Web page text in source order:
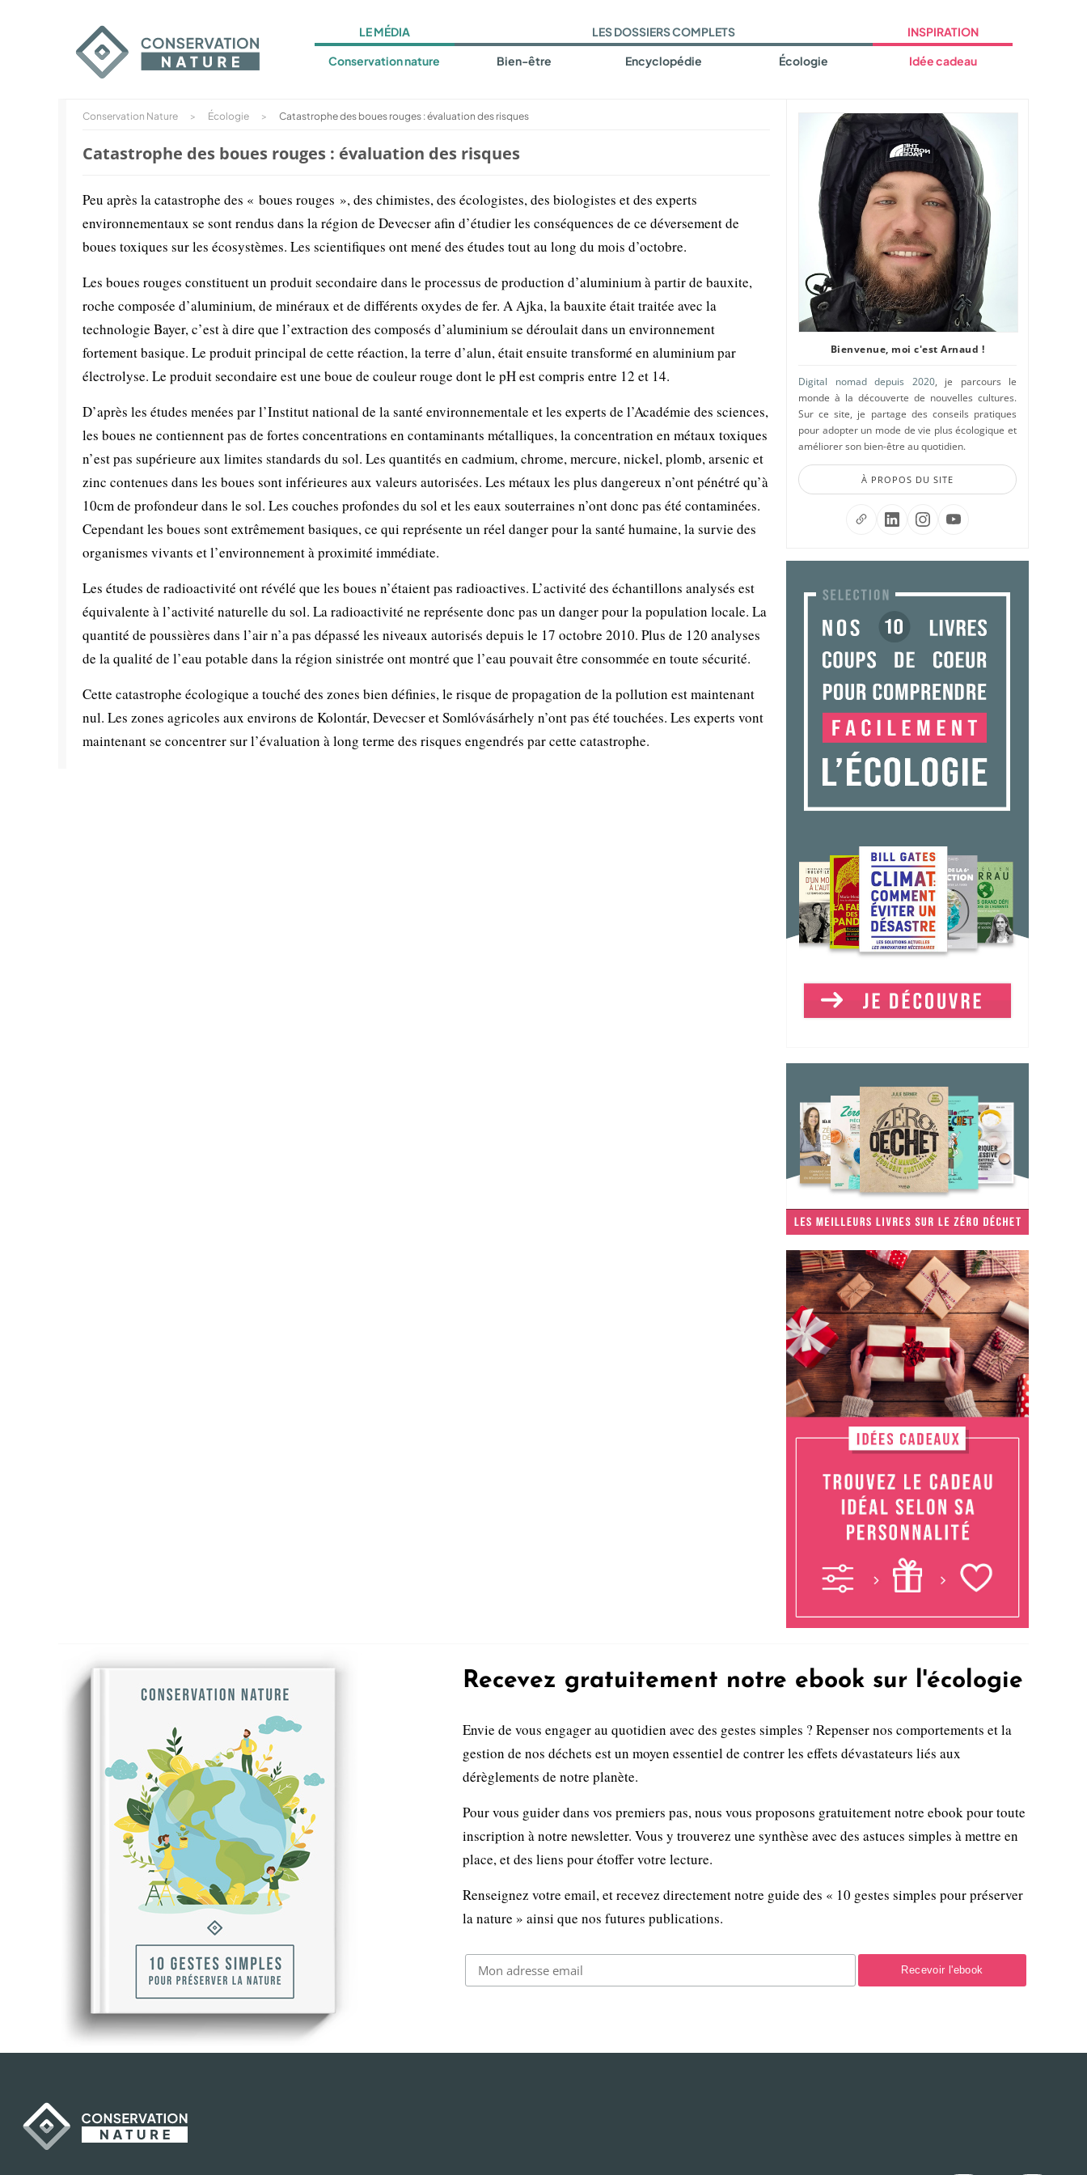
LE MÉDIA
Conservation nature
LES DOSSIERS COMPLETS
Bien-être Encyclopédie Écologie
INSPIRATION
Idée cadeau
Conservation Nature > Écologie > Catastrophe des boues rouges : évaluation des risques
Catastrophe des boues rouges : évaluation des risques
Peu après la catastrophe des « boues rouges », des chimistes, des écologistes, des biologistes et des experts
environnementaux se sont rendus dans la région de Devecser afin d’étudier les conséquences de ce déversement de
boues toxiques sur les écosystèmes. Les scientifiques ont mené des études tout au long du mois d’octobre.
Les boues rouges constituent un produit secondaire dans le processus de production d’aluminium à partir de bauxite,
roche composée d’aluminium, de minéraux et de différents oxydes de fer. A Ajka, la bauxite était traitée avec la
technologie Bayer, c’est à dire que l’extraction des composés d’aluminium se déroulait dans un environnement
fortement basique. Le produit principal de cette réaction, la terre d’alun, était ensuite transformé en aluminium par
électrolyse. Le produit secondaire est une boue de couleur rouge dont le pH est compris entre 12 et 14.
D’après les études menées par l’Institut national de la santé environnementale et les experts de l’Académie des sciences,
les boues ne contiennent pas de fortes concentrations en contaminants métalliques, la concentration en métaux toxiques
n’est pas supérieure aux limites standards du sol. Les quantités en cadmium, chrome, mercure, nickel, plomb, arsenic et
zinc contenues dans les boues sont inférieures aux valeurs autorisées. Les métaux les plus dangereux n’ont pénétré qu’à
10cm de profondeur dans le sol. Les couches profondes du sol et les eaux souterraines n’ont donc pas été contaminées.
Cependant les boues sont extrêmement basiques, ce qui représente un réel danger pour la santé humaine, la survie des
organismes vivants et l’environnement à proximité immédiate.
Les études de radioactivité ont révélé que les boues n’étaient pas radioactives. L’activité des échantillons analysés est
équivalente à l’activité naturelle du sol. La radioactivité ne représente donc pas un danger pour la population locale. La
quantité de poussières dans l’air n’a pas dépassé les niveaux autorisés depuis le 17 octobre 2010. Plus de 120 analyses
de la qualité de l’eau potable dans la région sinistrée ont montré que l’eau pouvait être consommée en toute sécurité.
Cette catastrophe écologique a touché des zones bien définies, le risque de propagation de la pollution est maintenant
nul. Les zones agricoles aux environs de Kolontár, Devecser et Somlóvásárhely n’ont pas été touchées. Les experts vont
maintenant se concentrer sur l’évaluation à long terme des risques engendrés par cette catastrophe.
Bienvenue, moi c'est Arnaud !
Digital nomad depuis 2020, je parcours le
monde à la découverte de nouvelles cultures.
Sur ce site, je partage des conseils pratiques
pour adopter un mode de vie plus écologique et
améliorer son bien-être au quotidien.
À PROPOS DU SITE
Recevez gratuitement notre ebook sur l'écologie
Envie de vous engager au quotidien avec des gestes simples ? Repenser nos comportements et la
gestion de nos déchets est un moyen essentiel de contrer les effets dévastateurs liés aux
dérèglements de notre planète.
Pour vous guider dans vos premiers pas, nous vous proposons gratuitement notre ebook pour toute
inscription à notre newsletter. Vous y trouverez une synthèse avec des astuces simples à mettre en
place, et des liens pour étoffer votre lecture.
Renseignez votre email, et recevez directement notre guide des « 10 gestes simples pour préserver
la nature » ainsi que nos futures publications.